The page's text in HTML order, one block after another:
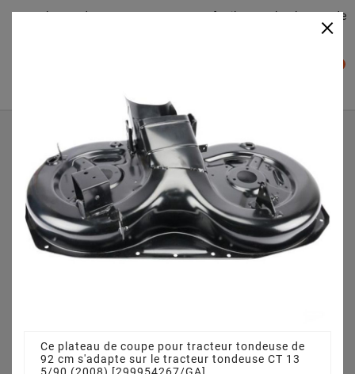
Plateaudecoupe.com : Trouver facilement le plateau de
Accueil
Plateau de coupe
Plateau de coupe 92 cm 3825640751 pour CT 13 5/90
(2008) [299954267/GA]
×
Ce plateau de coupe pour tracteur tondeuse de
92 cm s'adapte sur le tracteur tondeuse CT 13